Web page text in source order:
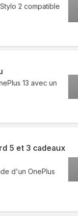
2 compatible
13 avec un
5 et 3 cadeaux
d'un OnePlus